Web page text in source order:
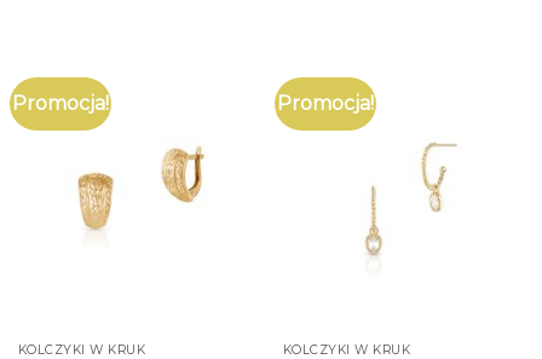
Promocja!
KOLCZYKI W KRUK
Promocja!
KOLCZYKI W KRUK